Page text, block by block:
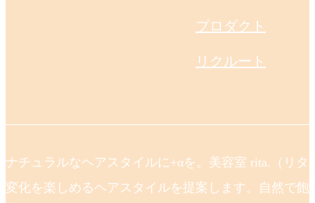
プロダクト
リクルート
ナチュラルなヘアスタイルに+αを。美容室 rita.（リタ
変化を楽しめるヘアスタイルを提案します。自然で飽